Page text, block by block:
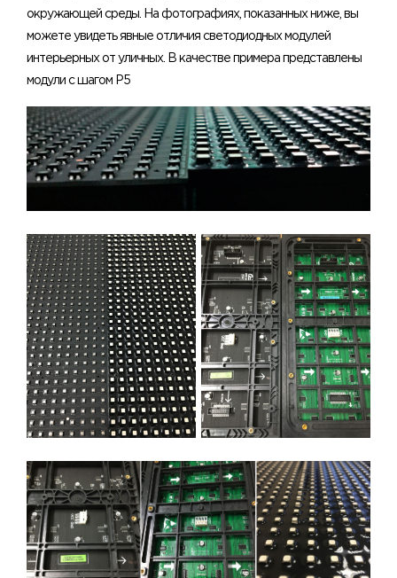
окружающей среды. На фотографиях, показанных ниже, вы
можете увидеть явные отличия светодиодных модулей
интерьерных от уличных. В качестве примера представлены
модули с шагом Р5